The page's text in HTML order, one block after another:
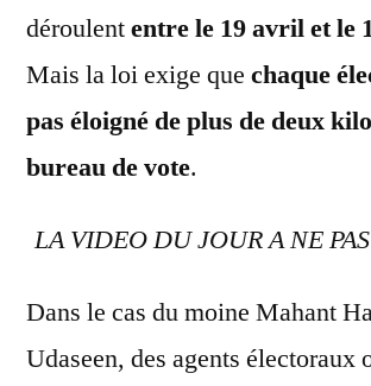
déroulententre le 19 avril et le
Mais la loi exige que chaque
pas éloigné de plus de deux
bureau de vote.
LA VIDEO DU JOUR A NE
Dans le cas du moine Mahant
Udaseen, des agents électoraux